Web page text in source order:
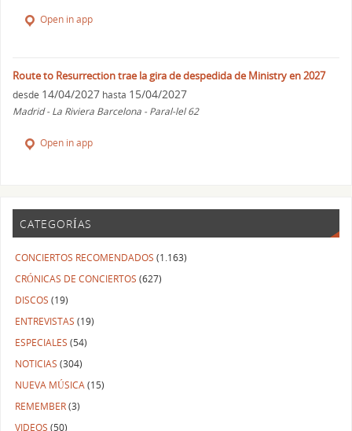
Open in app
Route to Resurrection trae la gira de despedida de Ministry en 2027
desde 14/04/2027 hasta 15/04/2027
Madrid - La Riviera Barcelona - Paral-lel 62
Open in app
CATEGORÍAS
CONCIERTOS RECOMENDADOS (1.163)
CRÓNICAS DE CONCIERTOS (627)
DISCOS (19)
ENTREVISTAS (19)
ESPECIALES (54)
NOTICIAS (304)
NUEVA MÚSICA (15)
REMEMBER(3)
VIDEOS (50)